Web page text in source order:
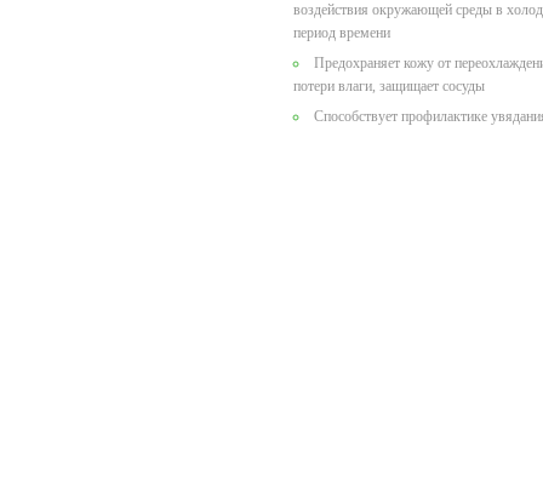
воздействия окружающей среды в
период времени
Предохраняет кожу от
потери влаги, защищает сосуды
Способствует профилактике